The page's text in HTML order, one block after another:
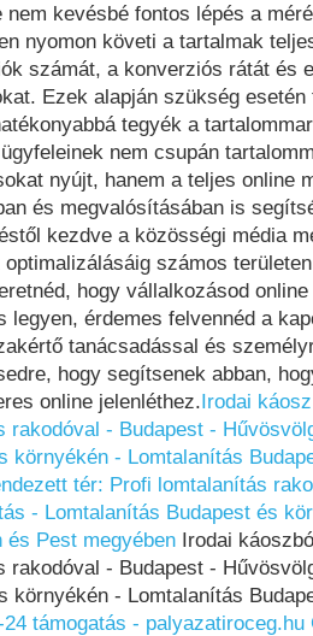
nem kevésbé fontos lépés a
nyomon követi a tartalmak
számát, a konverziós rátát és
Ezek alapján szükség
tegyék a
nem csupán
nyújt, hanem a teljes online
és megvalósításában is
kezdve a közösségi média
optimalizálásáig számos
hogy vállalkozásod
legyen, érdemes felvennéd a
tanácsadással és
hogy segítsenek abban,
online jelenléthez.Irodai
rakodóval - Budapest -
környékén - Lomtalanítás
tér: Profi lomtalanítás
- Lomtalanítás Budapest és
és Pest megyében Irodai
rakodóval - Budapest -
környékén - Lomtalanítás
támogatás - palyazatiroceg.hu